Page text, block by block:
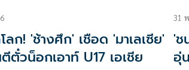
ลก! 'ช้างศึก' เชือด 'มาเลเซีย'
ตั๋วน็อกเอาท์ U17 เอเชีย
31
'ช
อุ่